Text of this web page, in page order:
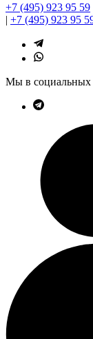
+7 (495) 923 95 59
| +7 (495) 923 95
Мы в социальных